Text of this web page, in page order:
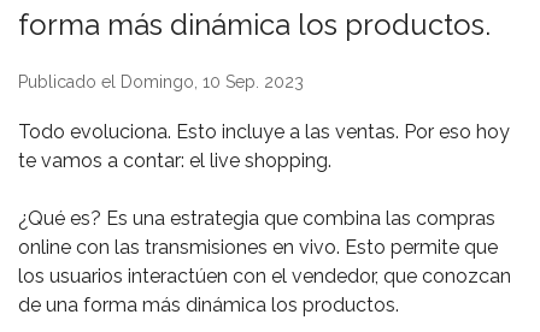
forma más dinámica los productos. ⁣
Publicado el Domingo, 10 Sep. 2023
Todo evoluciona. Esto incluye a las ventas. Por eso hoy
te vamos a contar: el live shopping. ⁣
¿Qué es? Es una estrategia que combina las compras
online con las transmisiones en vivo. Esto permite que
los usuarios interactúen con el vendedor, que conozcan
de una forma más dinámica los productos. ⁣